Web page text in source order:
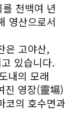
천백여 년
영산으로서
은 고야산,
있습니다.
내의 모래
진 영장(靈場)
코의 호수면과